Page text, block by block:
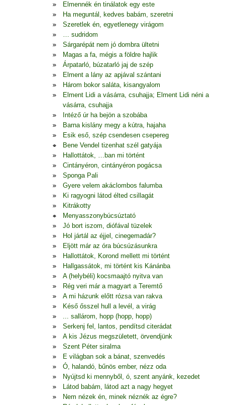
Elmennék én tinálatok egy este
Ha meguntál, kedves babám, szeretni
Szeretlek én, egyetlenegy virágom
… sudridom
Sárgarépát nem jó dombra ültetni
Magas a fa, mégis a földre hajlik
Árpatarló, búzatarló jaj de szép
Elment a lány az apjával szántani
Három bokor saláta, kisangyalom
Elment Lidi a vásárra, csuhajja; Elment Lidi néni a
vásárra, csuhajja
Intéző úr ha bejön a szobába
Barna kislány megy a kútra, hajaha
Esik eső, szép csendesen csepereg
Bene Vendel tizenhat szél gatyája
Hallottátok, …ban mi történt
Cintányéron, cintányéron pogácsa
Sponga Pali
Gyere velem akáclombos falumba
Ki ragyogni látod élted csillagát
Kitrákotty
Menyasszonybúcsúztató
Jó bort iszom, diófával tüzelek
Hol jártál az éjjel, cinegemadár?
Eljött már az óra búcsúzásunkra
Hallottátok, Korond mellett mi történt
Hallgassátok, mi történt kis Kánánba
A (helybéli) kocsmaajtó nyitva van
Rég veri már a magyart a Teremtő
A mi házunk előtt rózsa van rakva
Késő ősszel hull a levél, a virág
... sallárom, hopp (hopp, hopp)
Serkenj fel, lantos, pendítsd citerádat
A kis Jézus megszületett, örvendjünk
Szent Péter siralma
E világban sok a bánat, szenvedés
Ó, halandó, bűnös ember, nézz oda
Nyújtsd ki mennyből, ó, szent anyánk, kezedet
Látod babám, látod azt a nagy hegyet
Nem nézek én, minek néznék az égre?